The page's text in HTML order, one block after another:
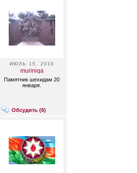
ИЮЛЬ 15, 2010
muriniqa
Памятник шехидам 20
января.
Обсудить (6)